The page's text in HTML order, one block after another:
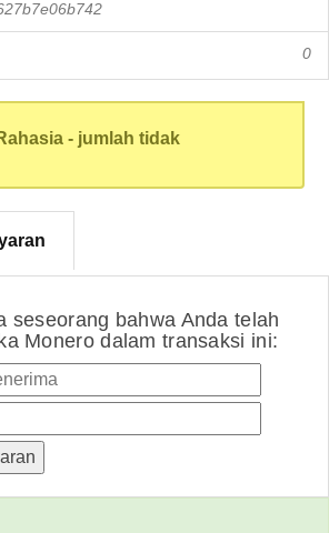
0
- jumlah tidak
seseorang bahwa Anda telah
Monero dalam transaksi ini: